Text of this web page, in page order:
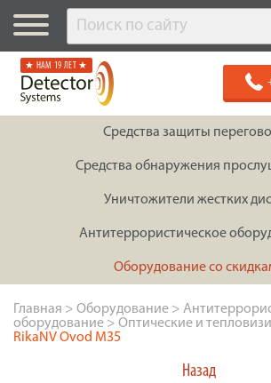
★ НАМ 19 ЛЕТ ★
Средства защиты
Средства обнаружения
Уничтожители жестких
Антитеррористическое
Оборудование со
Главная > Оборудование >
оборудование > Оптические и
RikaNV Ovod M35
Назад